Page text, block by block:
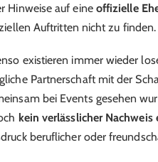
Hinweise auf eine offizielle
Auftritten nicht zu finden.
existieren immer wieder
Partnerschaft mit der
bei Events gesehen
kein verlässlicher
beruflicher oder